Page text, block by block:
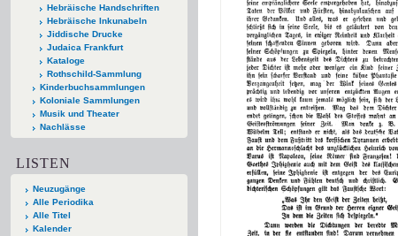
Hebräische Handschriften
Hebräische Inkunabeln
Jiddische Drucke
Judaica Frankfurt
Kataloge
Rothschild-Sammlung
Kinderbuchsammlungen
Koloniale Sammlungen
Musik und Theater
Nachlässe
LISTEN
Neuzugänge
Alle Periodika
Alle Titel
Kalender